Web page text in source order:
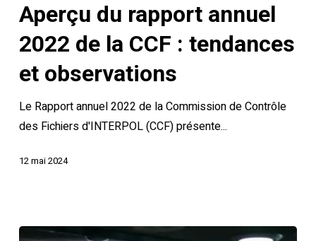
annuel
2022
la
CCF
et
Aperçu du rapport annuel
2022 de la CCF : tendances
et observations
Le Rapport annuel 2022 de la Commission de Contrôle
des Fichiers d'INTERPOL (CCF) présente...
12 mai 2024